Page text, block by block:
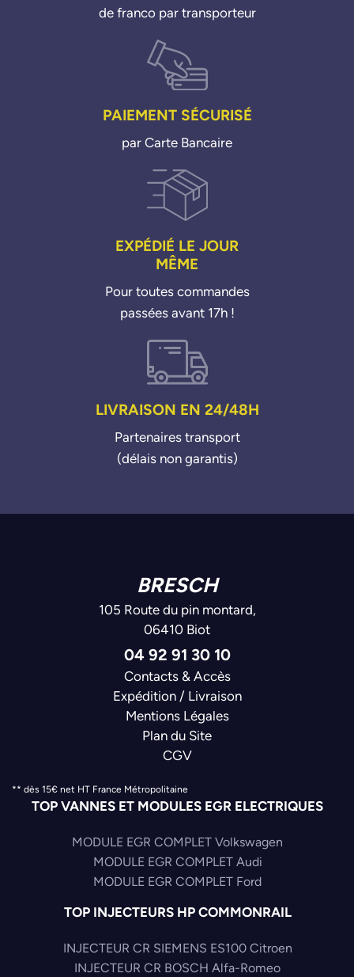
de franco par transporteur
PAIEMENT SÉCURISÉ
par Carte Bancaire
EXPÉDIÉ LE JOUR
MÊME
Pour toutes commandes
passées avant 17h !
LIVRAISON EN 24/48H
Partenaires transport
(délais non garantis)
BRESCH
105 Route du pin montard,
06410 Biot
04 92 91 30 10
Contacts & Accès
Expédition / Livraison
Mentions Légales
Plan du Site
CGV
** dès 15€ net HT France Métropolitaine
TOP VANNES ET MODULES EGR ELECTRIQUES
MODULE EGR COMPLET Volkswagen
MODULE EGR COMPLET Audi
MODULE EGR COMPLET Ford
TOP INJECTEURS HP COMMONRAIL
INJECTEUR CR SIEMENS ES100 Citroen
INJECTEUR CR BOSCH Alfa-Romeo